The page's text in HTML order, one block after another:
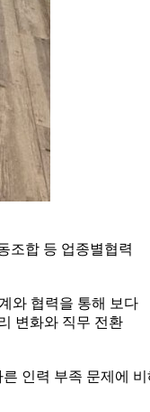
조합 등 업종별협력
와 협력을 통해 보다
변화와 직무 전환
인력 부족 문제에 비